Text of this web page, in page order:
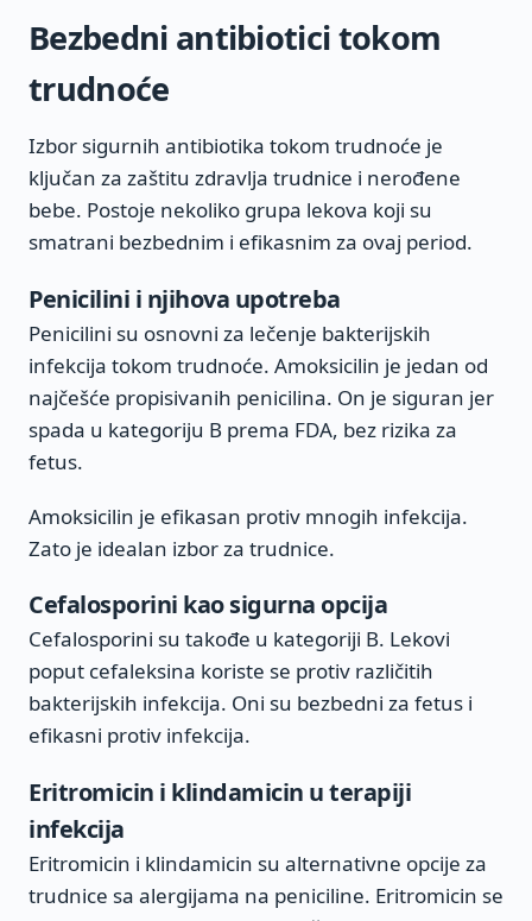
Bezbedni antibiotici tokom
trudnoće
Izbor sigurnih antibiotika tokom trudnoće je
ključan za zaštitu zdravlja trudnice i nerođene
bebe. Postoje nekoliko grupa lekova koji su
smatrani bezbednim i efikasnim za ovaj period.
Penicilini i njihova upotreba
Penicilini su osnovni za lečenje bakterijskih
infekcija tokom trudnoće. Amoksicilin je jedan od
najčešće propisivanih penicilina. On je siguran jer
spada u kategoriju B prema FDA, bez rizika za
fetus.
Amoksicilin je efikasan protiv mnogih infekcija.
Zato je idealan izbor za trudnice.
Cefalosporini kao sigurna opcija
Cefalosporini su takođe u kategoriji B. Lekovi
poput cefaleksina koriste se protiv različitih
bakterijskih infekcija. Oni su bezbedni za fetus i
efikasni protiv infekcija.
Eritromicin i klindamicin u terapiji
infekcija
Eritromicin i klindamicin su alternativne opcije za
trudnice sa alergijama na peniciline. Eritromicin se